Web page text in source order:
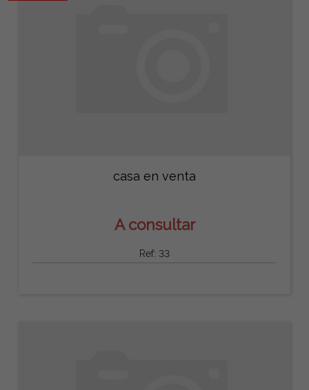
casa en venta
A consultar
Ref: 33